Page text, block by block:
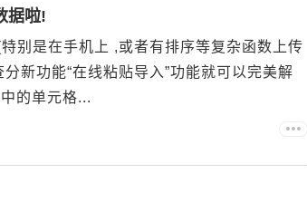
据啦!
别是在手机上 ,或者有排序等复杂函数上传
新功能“在线粘贴导入”功能就可以完美解
的单元格...